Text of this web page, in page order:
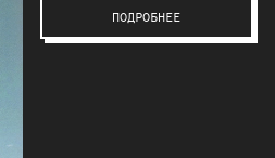
ПОДРОБНЕЕ